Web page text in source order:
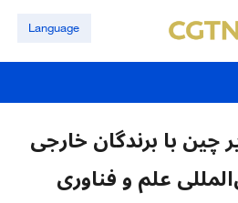
Language
با برندگان خارجی
علم و فناوری